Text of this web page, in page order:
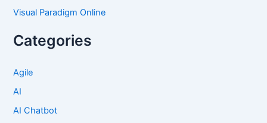
Visual Paradigm Online
Categories
Agile
AI
AI Chatbot